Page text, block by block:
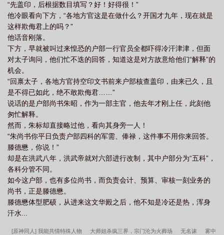
“先盖印，后根据数目填写？好！好得很！”
他冷眼看向下方，“各地方官这是在做什么？开国才九年，现在就是
这样欺侮君上的吗？”
他话音刚落。
下方，早就被叫过来惶恐的户部一行官员全都吓得冷汗津津，但面
对太子询问，他们忙不迭的回答，知道这是对方故意给他们“解释”的
机会。
“回禀太子，各地方官持空印文书前来户部核查盖印，由来已久，且
是不得已如此，绝不敢欺侮君……”
说话的是户部尚书朱昭，作为一部主官，他去年才刚上任，此刻他
匆忙解释。
然而，朱标却直接略过他，看向其身旁一人！
“朱尚书你平日负责户部四科的军需、俸禄，这件事不用你来回答。
滕德懋，你说！”
却是在洪武八年，洪武帝就对六部进行改制，其中户部分为“五科”，
各科分管不同。
如今这户部，也有多位尚书，而负责会计、预算、审核一刻业务的
尚书，正是滕德懋。
滕德懋体型肥硕，从进来这文华殿之后，他不知是冷还是热，浑身
汗水...
[原神同人] 我能共情特殊人物 大师姐杀疯三界，宗门沦为火葬场 无名诔 雾中